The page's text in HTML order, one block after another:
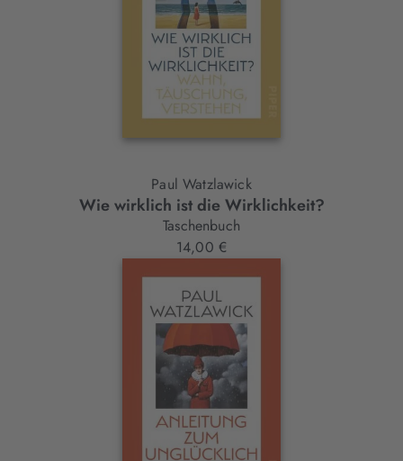
Paul Watzlawick
Wie wirklich ist die Wirklichkeit?
Taschenbuch
14,00 €